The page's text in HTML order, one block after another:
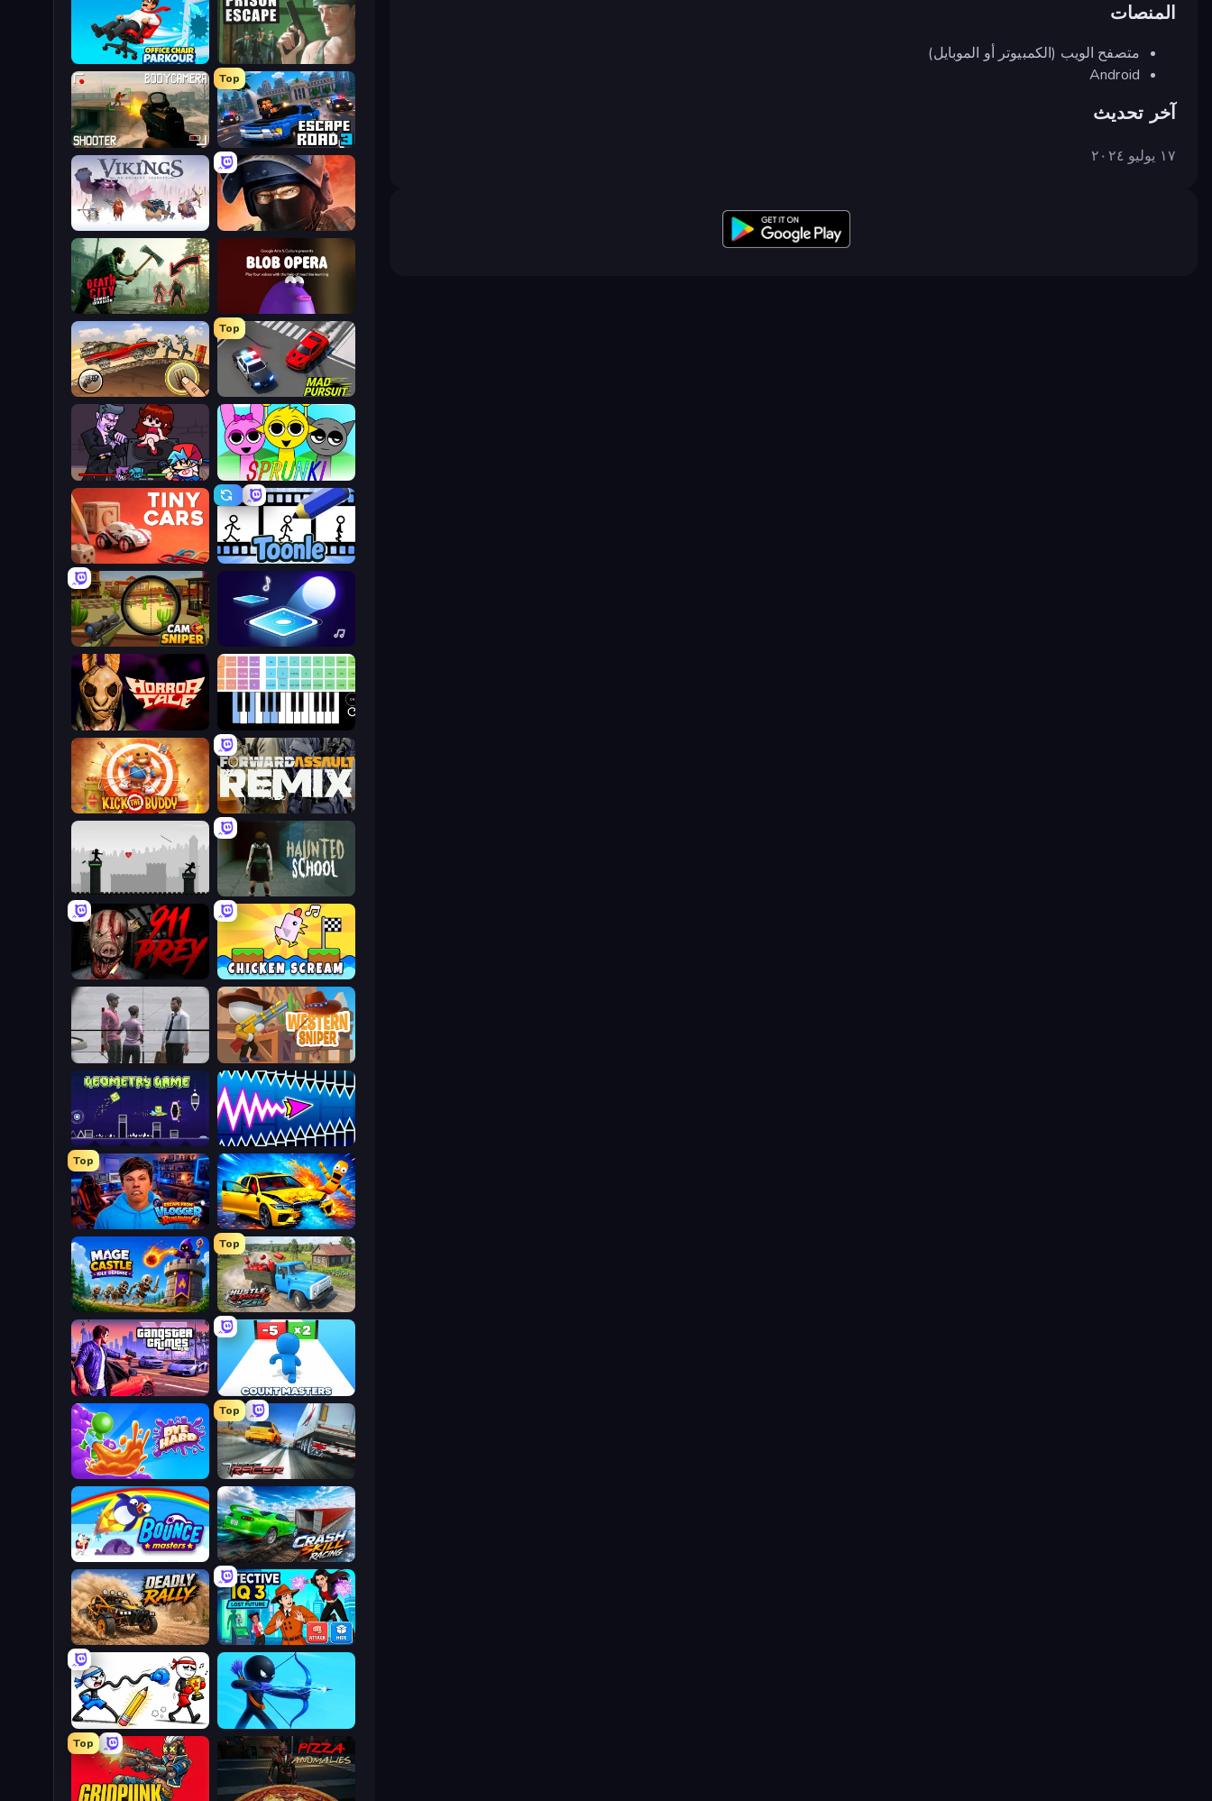
المنصات
متصفح الويب (الكمبيوتر أو الموبايل)
Android
آخر تحديث
١٧ يوليو ٢٠٢٤
Prison Escape
Office Chair Parkour
Top
Escape Road 3
BodyCamera Shooter
Bullet Force
Vikings: An Archer's Journey
Blob Opera
Death City Zombie Invasion
Top
Mad Pursuit
Earn to Die: Zombie Ride
Sprunki
Friday Night Funkin'
Toonle
Tiny Cars
Tile Jumper 3D
Camo Sniper
Virtual Online Piano
Horror Tale
Forward Assault Remix
Kick the Buddy
Haunted School
Javelin Fighting
Chicken Scream
911: Prey
Western Sniper
Sniper Assassin - Government Agent
Wave Dash: Geometry Arrow
Geometry Game
BMG: Ragdoll Playground
Top
Escape from Vlogger: Runaway
Top
Hustle & Drift in ZIL
Mage Castle Idle Defense
Count Masters: Stickman Games
Gangster Crimes Online 6: Mafia City
Top
Traffic Racer
Dye Hard
Crash Skill Racing
Bouncemasters
Detective IQ 3
Deadly Rally
Archers Random
Doodle Smash
Top